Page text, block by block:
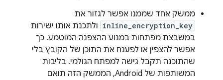
ממשק אחד שממנו אפשר לגזור את
inline_encryption_key ולתכנת אותו ישירות
במשבצת מפתחות במנוע ההצפנה המוטמע. כך
אפשר להצפין או לפענח את התוכן של הקובץ בלי
שהתוכנה תקבל גישה למפתח הגולמי. בליבות
המשותפות של Android, הממשק הזה תואם